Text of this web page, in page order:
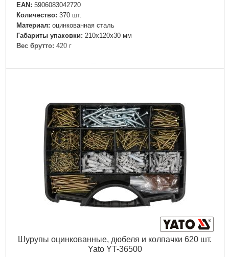
EAN: 5906083042720
Количество: 370 шт.
Материал: оцинкованная сталь
Габариты упаковки: 210x120x30 мм
Вес брутто: 420 г
Подробнее...
Шурупы оцинкованные, дюбеля и колпачки 620 шт.
Yato YT-36500